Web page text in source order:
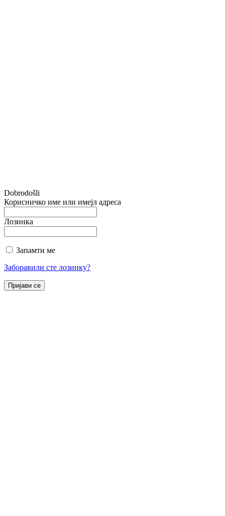
Dobrodošli
Корисничко име или имејл адреса
Лозинка
Запамти ме
Заборавили сте лозинку?